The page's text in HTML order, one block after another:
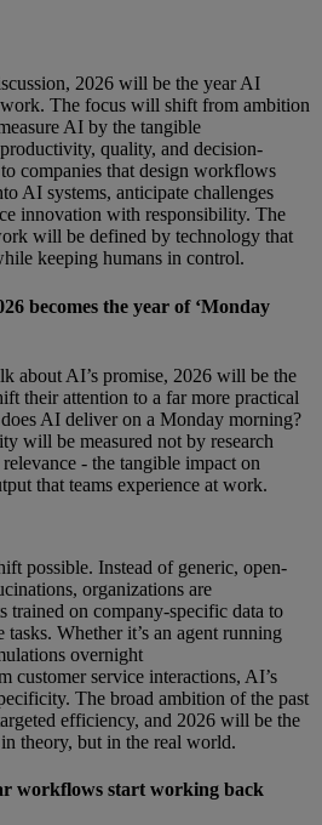
2026 will be the year AI
The focus will shift from ambition
AI by the tangible
quality, and decision-
companies that design workflows
AI systems, anticipate challenges
innovation with responsibility. The
will be defined by technology that
keeping humans in control.
becomes the year of ‘Monday
about AI’s promise, 2026 will be the
their attention to a far more practical
AI deliver on a Monday morning?
will be measured not by research
- the tangible impact on
that teams experience at work.
possible. Instead of generic, open-
organizations are
trained on company-specific data to
Whether it’s an agent running
overnight
customer service interactions, AI’s
The broad ambition of the past
efficiency, and 2026 will be the
theory, but in the real world.
workflows start working back